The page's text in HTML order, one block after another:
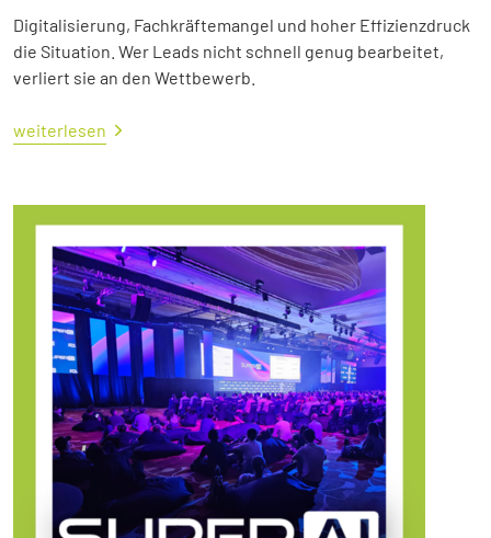
Digitalisierung, Fachkräftemangel und hoher Effizienzdruck
die Situation. Wer Leads nicht schnell genug bearbeitet,
verliert sie an den Wettbewerb.
weiterlesen